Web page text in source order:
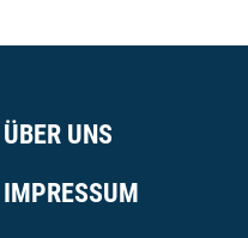
ÜBER UNS
IMPRESSUM